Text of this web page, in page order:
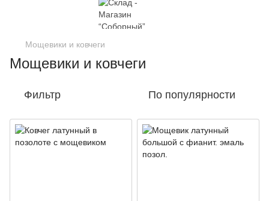
Мощевики и ковчеги
Мощевики и ковчеги
Фильтр По популярности